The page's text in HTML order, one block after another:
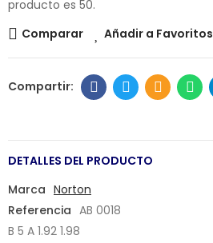
producto es 50.
Comparar
Añadir a Favoritos
DETALLES DEL PRODUCTO
Marca Norton
Referencia AB 0018
B 5 A 1.92 1.98